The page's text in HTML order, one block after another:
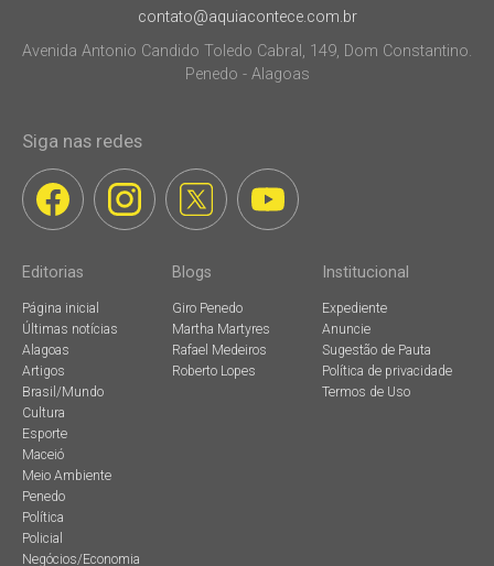
contato@aquiacontece.com.br
Avenida Antonio Candido Toledo Cabral, 149, Dom Constantino.
Penedo - Alagoas
Siga nas redes
Editorias
Página inicial
Últimas notícias
Alagoas
Artigos
Brasil/Mundo
Cultura
Esporte
Maceió
Meio Ambiente
Penedo
Política
Policial
Negócios/Economia
Blogs
Giro Penedo
Martha Martyres
Rafael Medeiros
Roberto Lopes
Institucional
Expediente
Anuncie
Sugestão de Pauta
Política de privacidade
Termos de Uso